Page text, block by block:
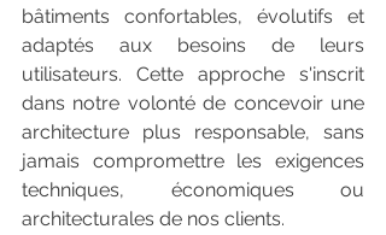
bâtiments confortables, évolutifs et
adaptés aux besoins de leurs
utilisateurs. Cette approche s'inscrit
dans notre volonté de concevoir une
architecture plus responsable, sans
jamais compromettre les exigences
techniques, économiques ou
architecturales de nos clients.